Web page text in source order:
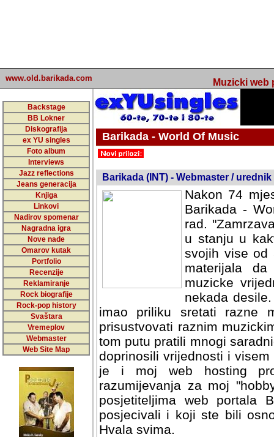
www.old.barikada.com Muzicki web
Backstage
BB Lokner
Diskografija
ex YU singles
Foto album
Interviews
Jazz reflections
Jeans generacija
Knjiga
Linkovi
Nadirov spomenar
Nagradna igra
Nove nade
Omarov kutak
Portfolio
Recenzije
Reklamiranje
Rock biografije
Rock-pop history
Svaštara
Vremeplov
Webmaster
Web Site Map
Barikada - World Of Music
Barikada (INT) - Webmaster / urednik
Nakon 74
Barikada -
rad.
u stanju u
svojih vise od
materijala
muzicke
nekada
imao priliku sretati razne
prisustvovati raznim
tom putu pratili mnogi
doprinosili vrijednosti i
je i moj web hosting
razumijevanja za moj
posjetiteljima web portala
posjecivali i koji ste bili
Hvala svima.